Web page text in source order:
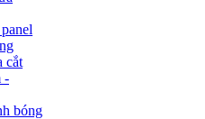
cắt
-
bóng